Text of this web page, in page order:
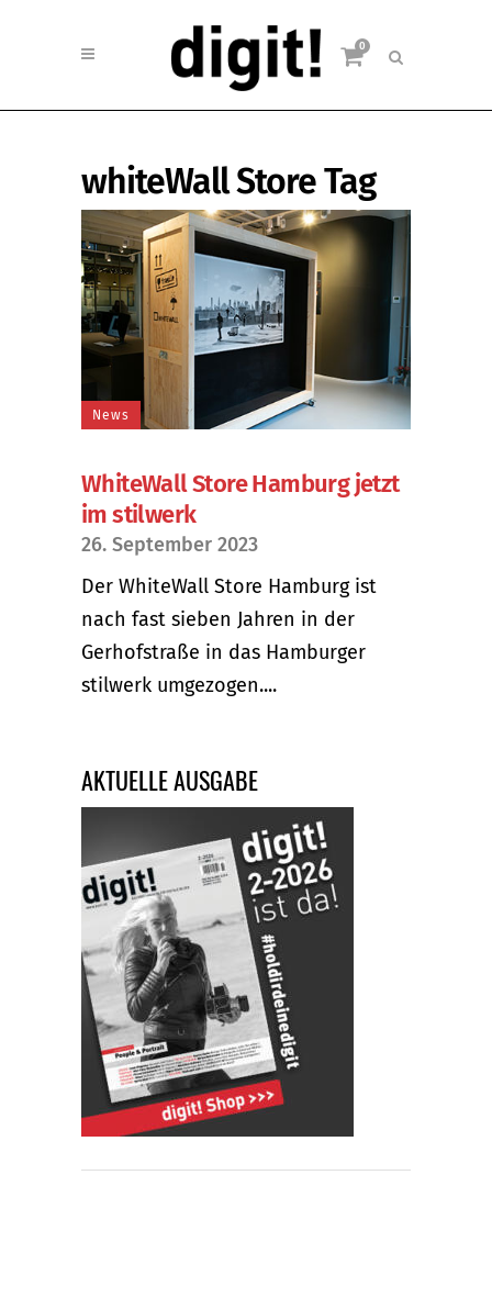
0
whiteWall Store Tag
News
WhiteWall Store Hamburg jetzt
im stilwerk
26. September 2023
Der WhiteWall Store Hamburg ist
nach fast sieben Jahren in der
Gerhofstraße in das Hamburger
stilwerk umgezogen....
AKTUELLE AUSGABE